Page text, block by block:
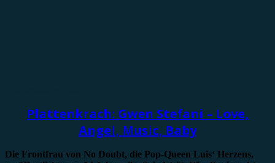
Plattenkrach: Gwen Stefani – Love,
Angel, Music, Baby
Die Frontfrau von No Doubt, die Pop-Queen Luis‘ Herzens,